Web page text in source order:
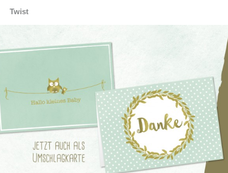
Twist